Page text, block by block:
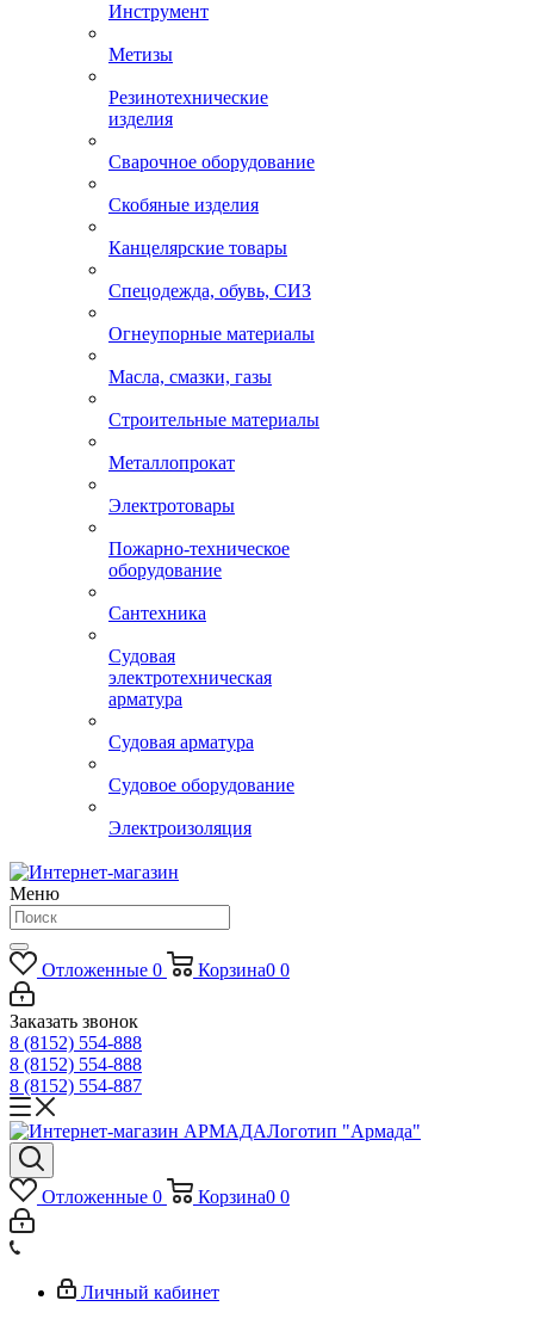
Инструмент
Метизы
Резинотехнические
изделия
Сварочное оборудование
Скобяные изделия
Канцелярские товары
Спецодежда, обувь, СИЗ
Огнеупорные материалы
Масла, смазки, газы
Строительные материалы
Металлопрокат
Электротовары
Пожарно-техническое
оборудование
Сантехника
Судовая
электротехническая
арматура
Судовая арматура
Судовое оборудование
Электроизоляция
Меню
Отложенные 0 Корзина0 0
Заказать звонок
8 (8152) 554-888
8 (8152) 554-888
8 (8152) 554-887
Логотип "Армада"
Отложенные 0 Корзина0 0
Личный кабинет